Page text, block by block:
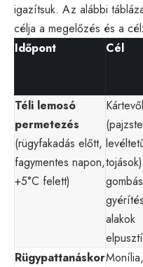
igazítsuk. Az alábbi
célja a megelőzés és a
Időpont
Cél
Téli lemosó
permetezés
(rügyfakadás előtt,
fagymentes napon,
+5°C felett)
alakok
RügypattanáskorMonília,